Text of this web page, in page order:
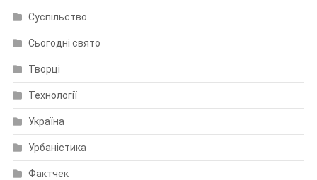
Суспільство
Сьогодні свято
Творці
Технології
Україна
Урбаністика
Фактчек